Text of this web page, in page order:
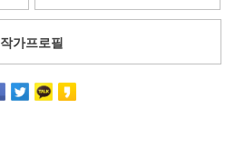
작가프로필